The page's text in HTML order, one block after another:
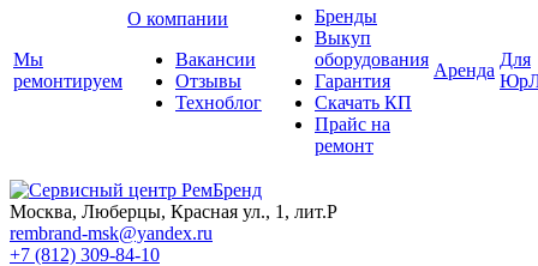
Мы
ремонтируем
О компании
Вакансии
Отзывы
Техноблог
Бренды
Выкуп
оборудования
Гарантия
Скачать КП
Прайс на
ремонт
Аренда
Для
Москва, Люберцы, Красная ул., 1, лит.Р
rembrand-msk@yandex.ru
+7 (812) 309-84-10